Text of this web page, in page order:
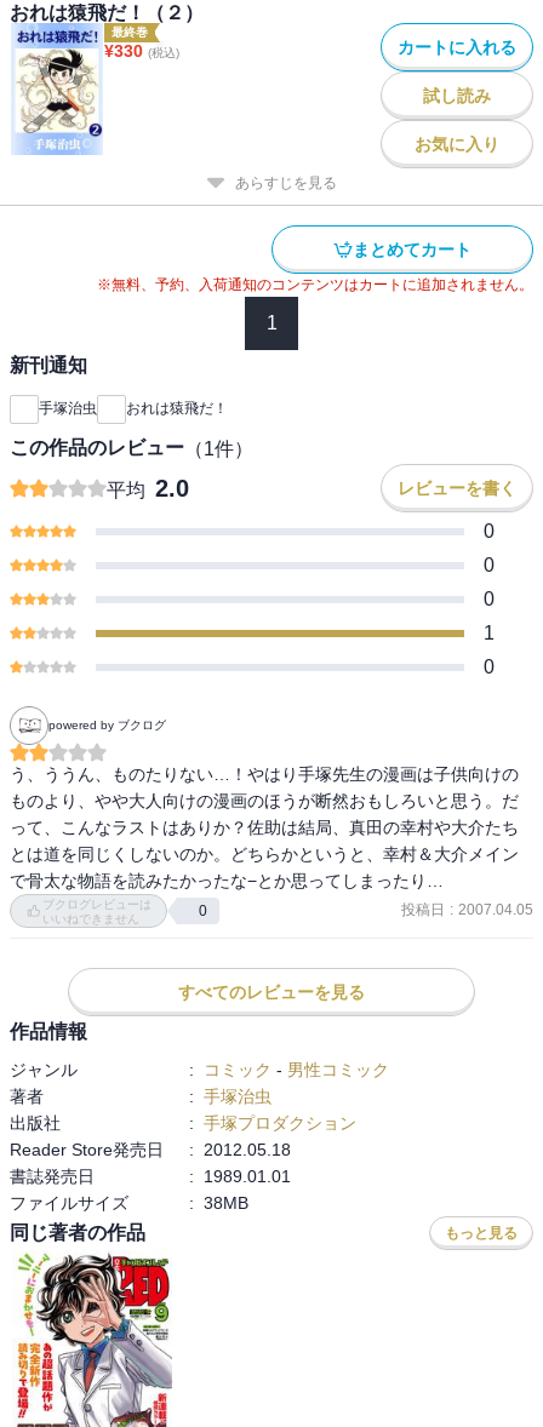
おれは猿飛だ！（２）
最終巻
¥330 (税込) カートに入れる
試し読み
お気に入り
あらすじを見る
まとめてカート
※無料、予約、入荷通知のコンテンツはカートに追加されません。
1
新刊通知
手塚治虫 おれは猿飛だ！
この作品のレビュー （1件）
平均 2.0 レビューを書く
0
0
0
1
0
powered by ブクログ
う、ううん、ものたりない…！やはり手塚先生の漫画は子供向けの
ものより、やや大人向けの漫画のほうが断然おもしろいと思う。だ
って、こんなラストはありか？佐助は結局、真田の幸村や大介たち
とは道を同じくしないのか。どちらかというと、幸村＆大介メイン
で骨太な物語を読みたかったな−とか思ってしまったり…
ブクログレビューは
いいねできません
0 投稿日 : 2007.04.05
すべてのレビューを見る
作品情報
ジャンル : コミック - 男性コミック
著者
: 手塚治虫
出版社
: 手塚プロダクション
Reader Store発売日
:
2012.05.18
書誌発売日
:
1989.01.01
ファイルサイズ
: 38MB
同じ著者の作品 もっと見る